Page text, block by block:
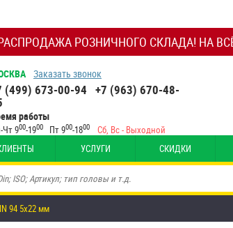
РОЗНИЧНОГО СКЛАДА! НА
Заказать звонок
(499) 673-00-94 +7 (963) 670-48-
работы
Чт 900-1900 Пт 900-1800 Сб, Вс - Выходной
УСЛУГИ СКИДКИ
94 5х22 мм